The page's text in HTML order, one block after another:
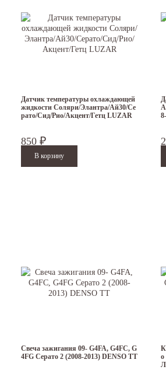
Датчик температуры охлаждающей
жидкости Соляри/Элантра/Ай30/Се
рато/Сид/Рио/Акцент/Гетц LUZAR
850 ₽
Свеча зажигания 09- G4FA, G4FC, G
4FG Серато 2 (2008-2013) DENSO TT
о
Л